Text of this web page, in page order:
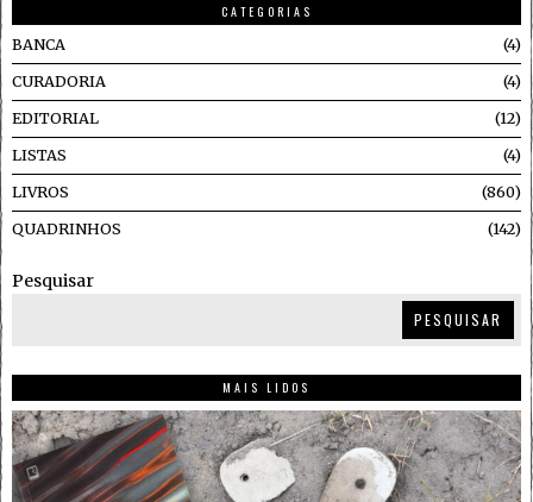
CATEGORIAS
BANCA
4
CURADORIA 4
EDITORIAL 12
LISTAS 4
LIVROS 860
QUADRINHOS 142
Pesquisar
PESQUISAR
MAIS LIDOS